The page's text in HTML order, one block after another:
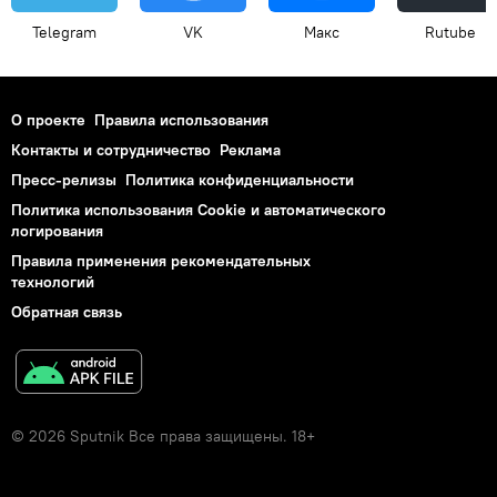
Telegram VK Макс Rutube
О проекте Правила использования
Контакты и сотрудничество Реклама
Пресс-релизы Политика конфиденциальности
Политика использования Cookie и автоматического
логирования
Правила применения рекомендательных
технологий
Обратная связь
© 2026 Sputnik Все права защищены. 18+